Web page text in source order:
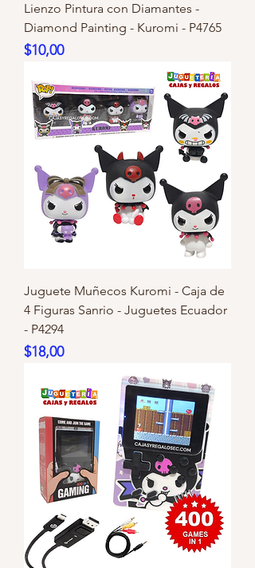
Lienzo Pintura con Diamantes -
Diamond Painting - Kuromi - P4765
Precio
$10,00
Juguete Muñecos Kuromi - Caja de
4 Figuras Sanrio - Juguetes Ecuador
- P4294
Precio
$18,00